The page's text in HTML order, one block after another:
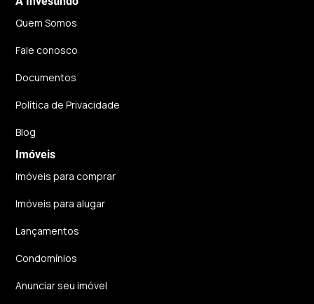
Quem Somos
Fale conosco
Documentos
Política de Privacidade
Blog
Imóveis
Imóveis para comprar
Imóveis para alugar
Lançamentos
Condomínios
Anunciar seu imóvel